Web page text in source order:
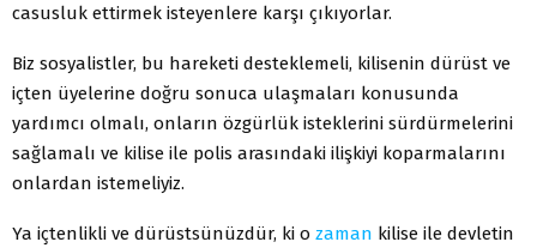
casusluk ettirmek isteyenlere karşı çıkıyorlar.
Biz sosyalistler, bu hareketi desteklemeli, kilisenin dürüst ve
içten üyelerine doğru sonuca ulaşmaları konusunda
yardımcı olmalı, onların özgürlük isteklerini sürdürmelerini
sağlamalı ve kilise ile polis arasındaki ilişkiyi koparmalarını
onlardan istemeliyiz.
Ya içtenlikli ve dürüstsünüzdür, ki o zaman kilise ile devletin